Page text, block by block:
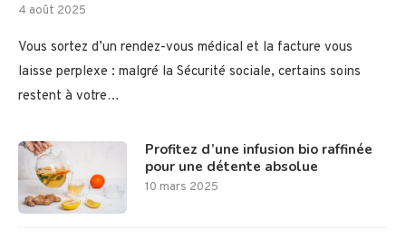
4 août 2025
Vous sortez d’un rendez-vous médical et la facture vous
laisse perplexe : malgré la Sécurité sociale, certains soins
restent à votre…
Profitez d’une infusion bio raffinée
pour une détente absolue
10 mars 2025